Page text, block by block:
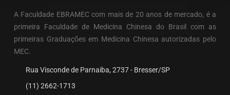
A Faculdade EBRAMEC com mais de 20 anos de mercado, é a
primeira Faculdade de Medicina Chinesa do Brasil com as
primeiras Graduações em Medicina Chinesa autorizadas pelo
MEC.
Rua Visconde de Parnaiba, 2737 - Bresser/SP
(11) 2662-1713